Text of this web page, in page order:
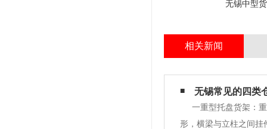
无锡中型
相关新闻
无锡常见的四类
一重型托盘货架：
形，横梁与立柱之间